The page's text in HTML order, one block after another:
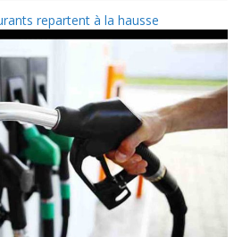
repartent à la hausse